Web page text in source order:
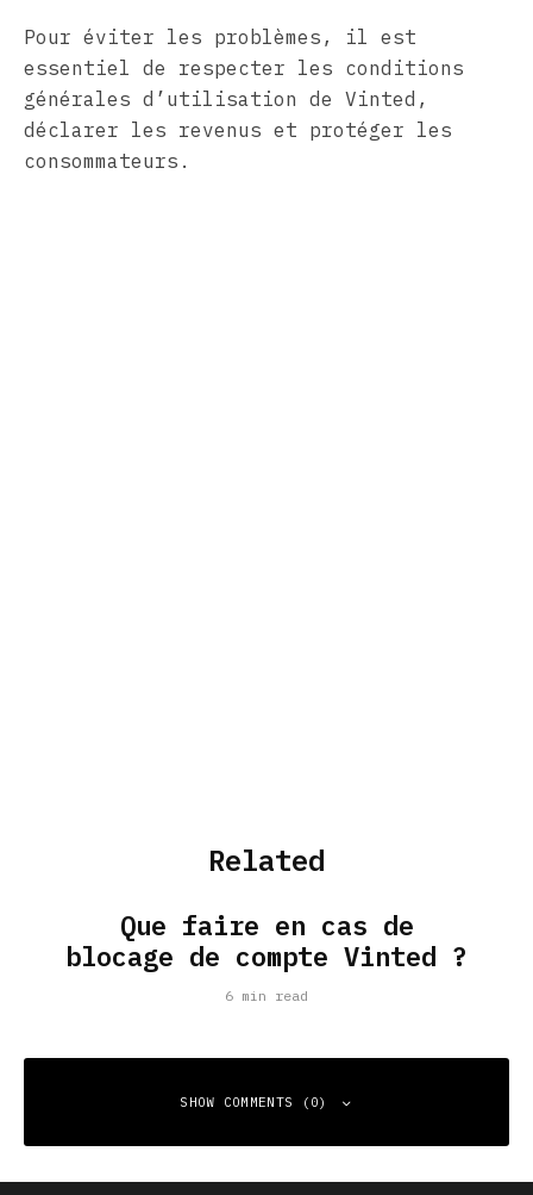
Pour éviter les problèmes, il est
essentiel de respecter les conditions
générales d’utilisation de Vinted,
déclarer les revenus et protéger les
consommateurs.
Related
Que faire en cas de
blocage de compte Vinted ?
6 min read
SHOW COMMENTS (0)